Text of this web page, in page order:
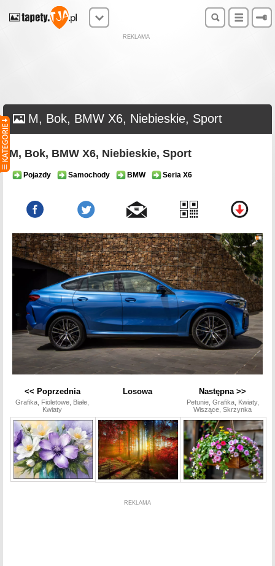
REKLAMA
M, Bok, BMW X6, Niebieskie, Sport
M, Bok, BMW X6, Niebieskie, Sport
Pojazdy Samochody BMW Seria X6
<< Poprzednia
Grafika, Fioletowe, Białe,
Kwiaty
Losowa Następna >>
Petunie, Grafika, Kwiaty,
Wiszące, Skrzynka
REKLAMA